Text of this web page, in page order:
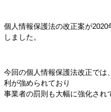
個人情報保護法の改正案が
しました。
今回の個人情報保護法改正では
利が強められており
事業者の罰則も大幅に強化され